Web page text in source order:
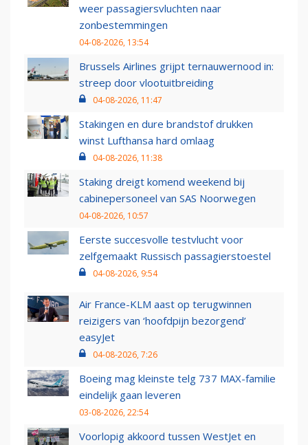
weer passagiersvluchten naar
zonbestemmingen
04-08-2026, 13:54
Brussels Airlines grijpt ternauwernood in:
streep door vlootuitbreiding
04-08-2026, 11:47
Stakingen en dure brandstof drukken
winst Lufthansa hard omlaag
04-08-2026, 11:38
Staking dreigt komend weekend bij
cabinepersoneel van SAS Noorwegen
04-08-2026, 10:57
Eerste succesvolle testvlucht voor
zelfgemaakt Russisch passagierstoestel
04-08-2026, 9:54
Air France-KLM aast op terugwinnen
reizigers van ‘hoofdpijn bezorgend’
easyJet
04-08-2026, 7:26
Boeing mag kleinste telg 737 MAX-familie
eindelijk gaan leveren
03-08-2026, 22:54
Voorlopig akkoord tussen WestJet en